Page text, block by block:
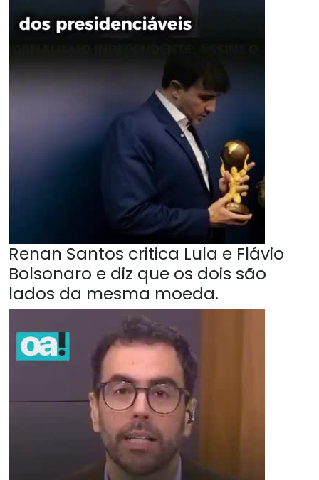
Renan Santos critica Lula e Flávio
Bolsonaro e diz que os dois são
lados da mesma moeda.